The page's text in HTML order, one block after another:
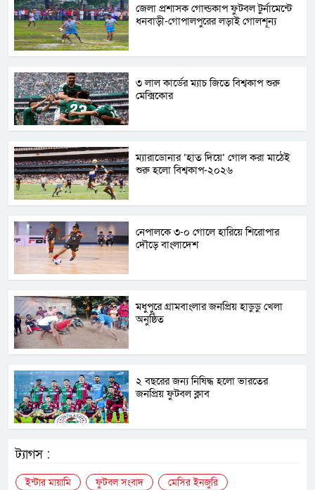
জেলা প্রশাসক গোল্ডকাপ ফুটবল টুর্নামেন্টে
ধনবাড়ী-গোপালপুরের লড়াই গোলশূন্য
৩ লাল কার্ডের ম্যাচ জিতে বিশ্বকাপ শুরু
মেক্সিকোর
ম্যারাডোনার ‘হাত দিয়ে’ গোল করা মাঠেই
শুরু হলো বিশ্বকাপ-২০২৬
নেপালকে ৩-০ গোলে হারিয়ে শিরোপার
দৌড়ে বাংলাদেশ
মধুপুরে গ্রামবাংলার জনপ্রিয় হাডুডু খেলা
অনুষ্ঠিত
২ বছরের জন্য নিষিদ্ধ হলো ভারতের
জনপ্রিয় ফুটবল ক্লাব
ট্যাগস :
ইন্টার মায়ামি ফুটবল সংবাদ
মেসির ইনজুরি